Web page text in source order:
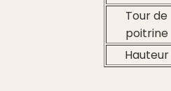
Tour de
poitrine
Hauteur